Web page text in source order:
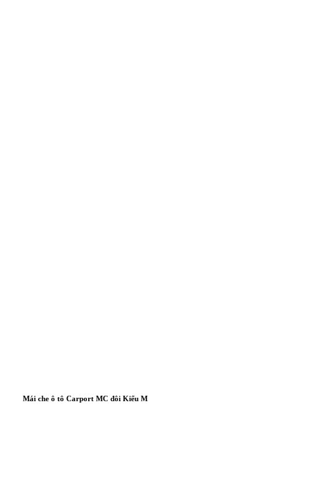
Mái che ô tô Carport MC đôi Kiểu M